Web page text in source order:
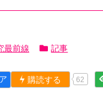
最前線 記事
購読する 62